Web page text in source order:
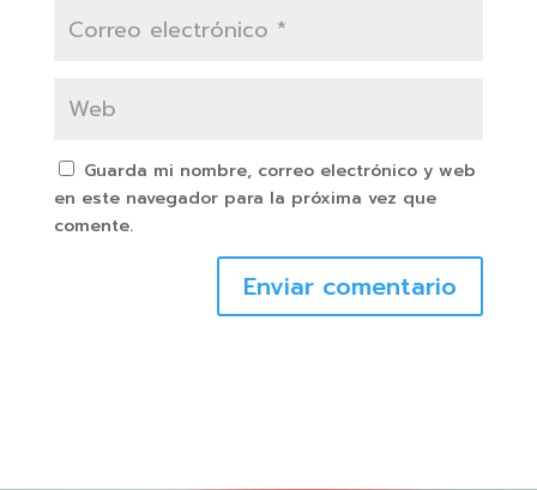
Guarda mi nombre, correo electrónico y web
en este navegador para la próxima vez que
comente.
Enviar comentario